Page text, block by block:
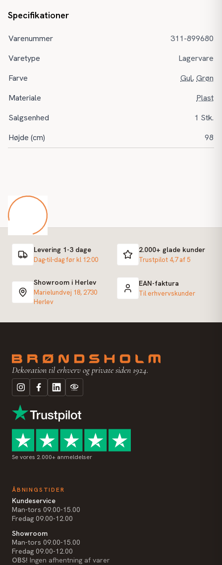
Specifikationer
Varenummer
311-899680
Varetype
Lagervare
Farve
Gul,Grøn
Materiale
Plast
Salgsenhed
1 Stk.
Højde (cm)
98
Levering 1-3 dage
Dag-til-dag før kl 12:00
2.000+ glade kunder
Trustpilot 4,7 af 5
Showroom i Herlev
Marielundvej 18, 2730
Herlev
EAN-faktura
Til erhvervskunder
Dekoration til erhverv og private siden 1924.
Se vores 2.000+ anmeldelser
ÅBNINGSTIDER
Kundeservice
Man-tors 09.00-15.00
Fredag 09.00-12.00
Showroom
Man-tors 09.00-15.00
Fredag 09.00-12.00
OBS! Ingen afhentning af varer